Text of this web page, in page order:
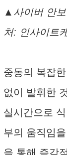
▲사이버 안
처: 인사이트
중동의 복잡
없이 발휘한
실시간으로
부의 움직임
을 통해 즉각